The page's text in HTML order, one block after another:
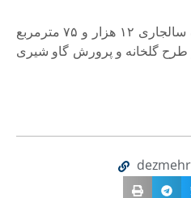
🔹وی ادامه داد: در خرداد ماه سالجاری ۱۲ هزار و ۷۵ مترمربع
طرح گلخانه و پرورش گاو شیری